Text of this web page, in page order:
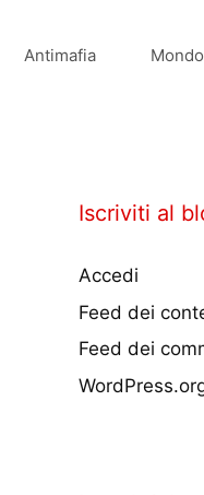
Antimafia Mondo
Iscriviti al
Accedi
Feed dei
Feed dei